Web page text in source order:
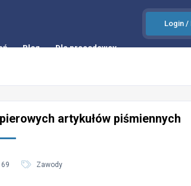
Login /
Blog Dla pracodawcy
artykułów piśmiennych
Zawody